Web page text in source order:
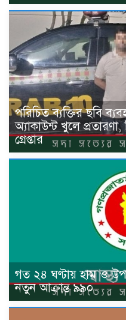
পরিচিত ব্যক্তির ছবি
অ্যাকাউন্ট খুলে
গ্রেপ্তার
গত ২৪ ঘণ্টায় হাম ও
নতুন আক্রান্ত ৯৯০